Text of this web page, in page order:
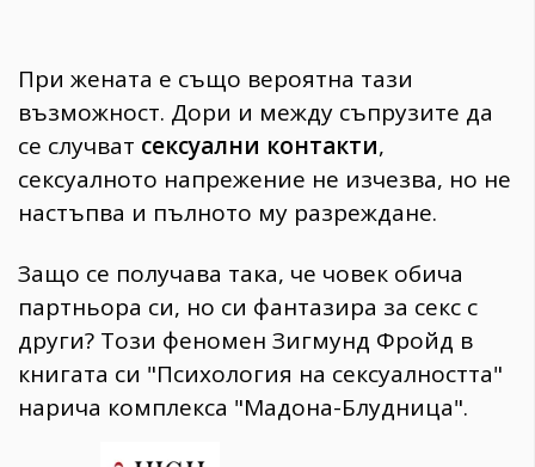
При жената е също вероятна тази
възможност. Дори и между съпрузите да
се случват сексуални контакти,
сексуалното напрежение не изчезва, но не
настъпва и пълното му разреждане.
Защо се получава така, че човек обича
партньора си, но си фантазира за секс с
други? Този феномен Зигмунд Фройд в
книгата си "Психология на сексуалността"
нарича комплекса "Мадона-Блудница".